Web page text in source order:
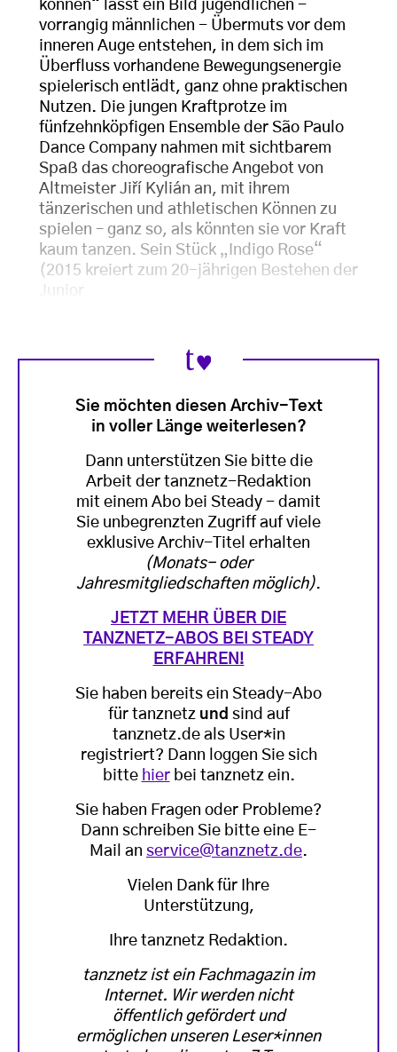
können“ lässt ein Bild jugendlichen -
vorrangig männlichen - Übermuts vor dem
inneren Auge entstehen, in dem sich im
Überfluss vorhandene Bewegungsenergie
spielerisch entlädt, ganz ohne praktischen
Nutzen. Die jungen Kraftprotze im
fünfzehnköpfigen Ensemble der São Paulo
Dance Company nahmen mit sichtbarem
Spaß das choreografische Angebot von
Altmeister Jiří Kylián an, mit ihrem
tänzerischen und athletischen Können zu
spielen – ganz so, als könnten sie vor Kraft
kaum tanzen. Sein Stück „Indigo Rose“
(2015 kreiert zum 20-jährigen Bestehen der
Junior
Sie möchten diesen Archiv-Text
in voller Länge weiterlesen?
Dann unterstützen Sie bitte die
Arbeit der tanznetz-Redaktion
mit einem Abo bei Steady - damit
Sie unbegrenzten Zugriff auf viele
exklusive Archiv-Titel erhalten
(Monats- oder
Jahresmitgliedschaften möglich).
JETZT MEHR ÜBER DIE
TANZNETZ-ABOS BEI STEADY
ERFAHREN!
Sie haben bereits ein Steady-Abo
für tanznetz und sind auf
tanznetz.de als User*in
registriert? Dann loggen Sie sich
bitte hierbei tanznetz ein.
Sie haben Fragen oder Probleme?
Dann schreiben Sie bitte eine E-
Mail an service@tanznetz.de.
Vielen Dank für Ihre
Unterstützung,
Ihre tanznetz Redaktion.
tanznetz ist ein Fachmagazin im
Internet. Wir werden nicht
öffentlich gefördert und
ermöglichen unseren Leser*innen